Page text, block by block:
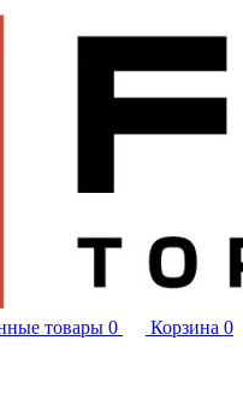
товары 0 Корзина 0